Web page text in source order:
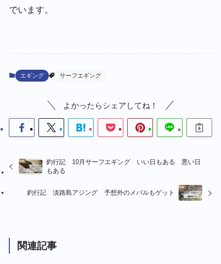
でいます。
エギング サーフエギング
よかったらシェアしてね！
釣行記 10月サーフエギング いい日もある 悪い日
もある
釣行記 淡路島アジング 予想外のメバルもゲット
関連記事